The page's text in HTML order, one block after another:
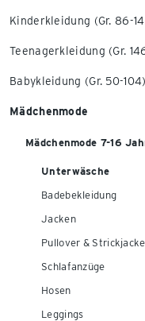
Kinderkleidung (Gr. 86-
Teenagerkleidung (Gr.
Babykleidung (Gr. 50-104)
Mädchenmode
Mädchenmode 7-16
Unterwäsche
Badebekleidung
Jacken
Pullover &
Schlafanzüge
Hosen
Leggings